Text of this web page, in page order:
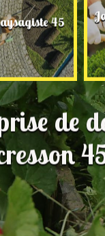
45
de